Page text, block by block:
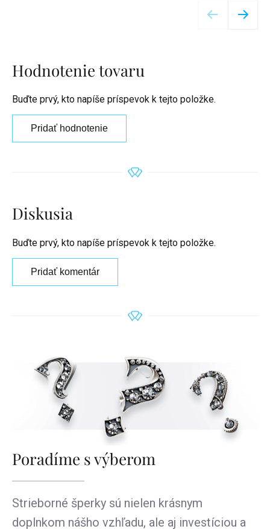
Hodnotenie tovaru
Buďte prvý, kto napíše príspevok k tejto položke.
Pridať hodnotenie
Diskusia
Buďte prvý, kto napíše príspevok k tejto položke.
Pridať komentár
Poradíme s výberom
Strieborné šperky sú nielen krásnym
doplnkom nášho vzhľadu, ale aj investíciou a